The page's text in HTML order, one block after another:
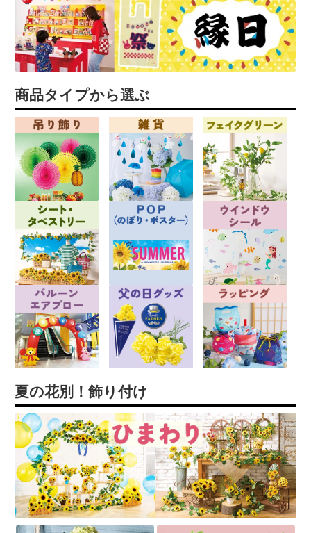
商品タイプから選ぶ
夏の花別！飾り付け